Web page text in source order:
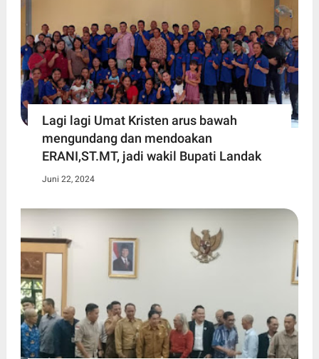
Lagi lagi Umat Kristen arus bawah
mengundang dan mendoakan
ERANI,ST.MT, jadi wakil Bupati Landak
Juni 22, 2024